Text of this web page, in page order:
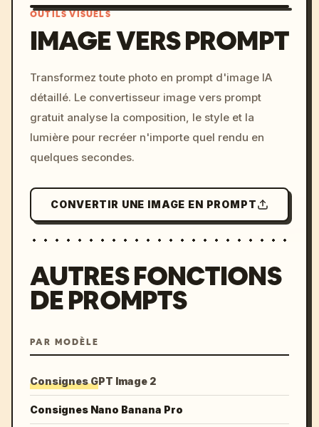
c, cyberpunk sunset, neon
colors, 8k --v 6.0
OUTILS VISUELS
IMAGE VERS PROMPT
Transformez toute photo en prompt d'image IA
détaillé. Le convertisseur image vers prompt
gratuit analyse la composition, le style et la
lumière pour recréer n'importe quel rendu en
quelques secondes.
CONVERTIR UNE IMAGE EN PROMPT
AUTRES FONCTIONS
DE PROMPTS
PAR MODÈLE
Consignes GPT Image 2
Consignes Nano Banana Pro